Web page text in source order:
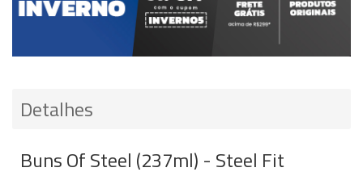
Detalhes
Buns Of Steel (237ml) - Steel Fit